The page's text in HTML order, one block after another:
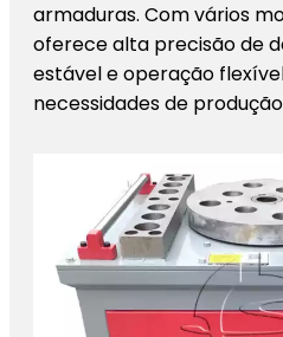
armaduras. Com vários
oferece alta precisão de
estável e operação
necessidades de